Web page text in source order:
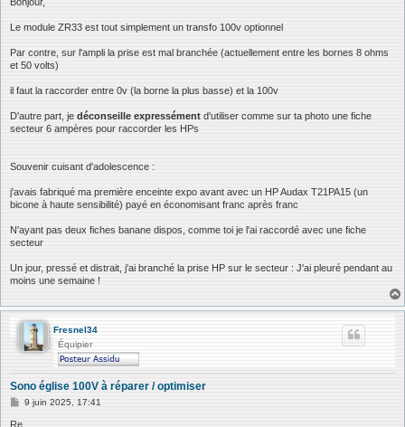
g
Le module ZR33 est tout simplement un transfo 100v optionnel
Par contre, sur l'ampli la prise est mal branchée (actuellement entre les bornes 8 ohms
et 50 volts)
il faut la raccorder entre 0v (la borne la plus basse) et la 100v
D'autre part, je déconseille expressément d'utiliser comme sur ta photo une fiche
secteur 6 ampères pour raccorder les HPs
Souvenir cuisant d'adolescence :
j'avais fabriqué ma première enceinte expo avant avec un HP Audax T21PA15 (un
bicone à haute sensibilité) payé en économisant franc après franc
N'ayant pas deux fiches banane dispos, comme toi je l'ai raccordé avec une fiche
secteur
Un jour, pressé et distrait, j'ai branché la prise HP sur le secteur : J'ai pleuré pendant au
moins une semaine !
Fresnel34
Équipier
Sono église 100V à réparer / optimiser
M
s
9 juin 2025, 17:41
Re,